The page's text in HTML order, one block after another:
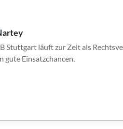
Stuttgart läuft zur Zeit als
gute Einsatzchancen.